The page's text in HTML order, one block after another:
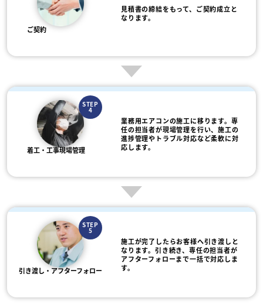
ご契約
見積書の締結をもって、ご契約成立と
なります。
STEP
4
着工・工事現場管理
業務用エアコンの施工に移ります。専
任の担当者が現場管理を行い、施工の
進捗管理やトラブル対応など柔軟に対
応します。
STEP
5
引き渡し・アフターフォロー
施工が完了したらお客様へ引き渡しと
なります。引き続き、専任の担当者が
アフターフォローまで一括で対応しま
す。